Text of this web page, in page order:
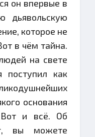
он впервые в
дьявольскую
которое не
в чём тайна.
на свете
поступил как
основания
Вот и всё. Об
вы можете